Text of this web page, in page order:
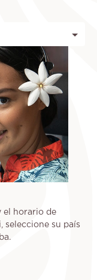
el horario de
seleccione su país